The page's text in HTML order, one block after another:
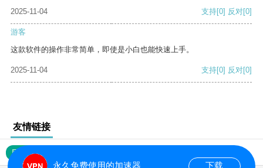
2025-11-04
支持[0] 反对[0]
游客
这款软件的操作非常简单，即使是小白也能快速上手。
2025-11-04 支持[0] 反对[0]
友情链接
网站地图
永久免费使用的加速器 下载